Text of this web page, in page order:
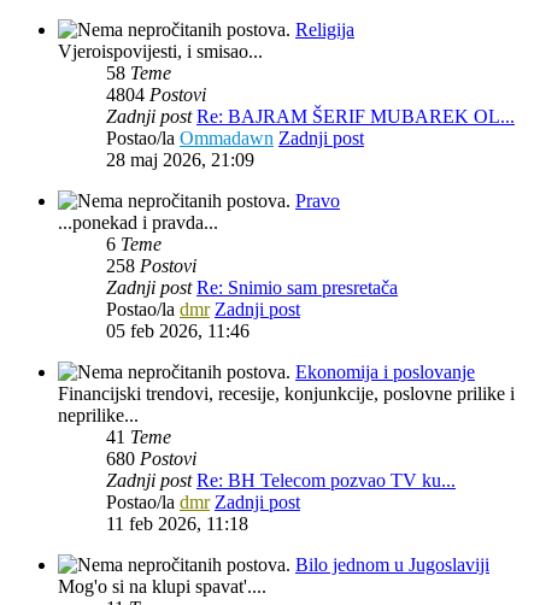
Religija
Vjeroispovijesti, i smisao...
58 Teme
4804 Postovi
Zadnji post Re: BAJRAM ŠERIF MUBAREK OL...
Postao/la Ommadawn Zadnji post
28 maj 2026, 21:09
Pravo
...ponekad i pravda...
6 Teme
258 Postovi
Zadnji post Re: Snimio sam presretača
Postao/la dmr Zadnji post
05 feb 2026, 11:46
Ekonomija i poslovanje
Financijski trendovi, recesije, konjunkcije, poslovne prilike i
neprilike...
41 Teme
680 Postovi
Zadnji post Re: BH Telecom pozvao TV ku...
Postao/la dmr Zadnji post
11 feb 2026, 11:18
Bilo jednom u Jugoslaviji
Mog'o si na klupi spavat'....